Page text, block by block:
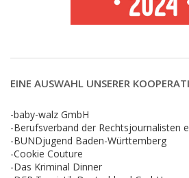
EINE AUSWAHL UNSERER
-baby-walz GmbH
-Berufsverband der Rechtsjournalisten
-BUNDjugend Baden-Württemberg
-Cookie Couture
-Das Kriminal Dinner